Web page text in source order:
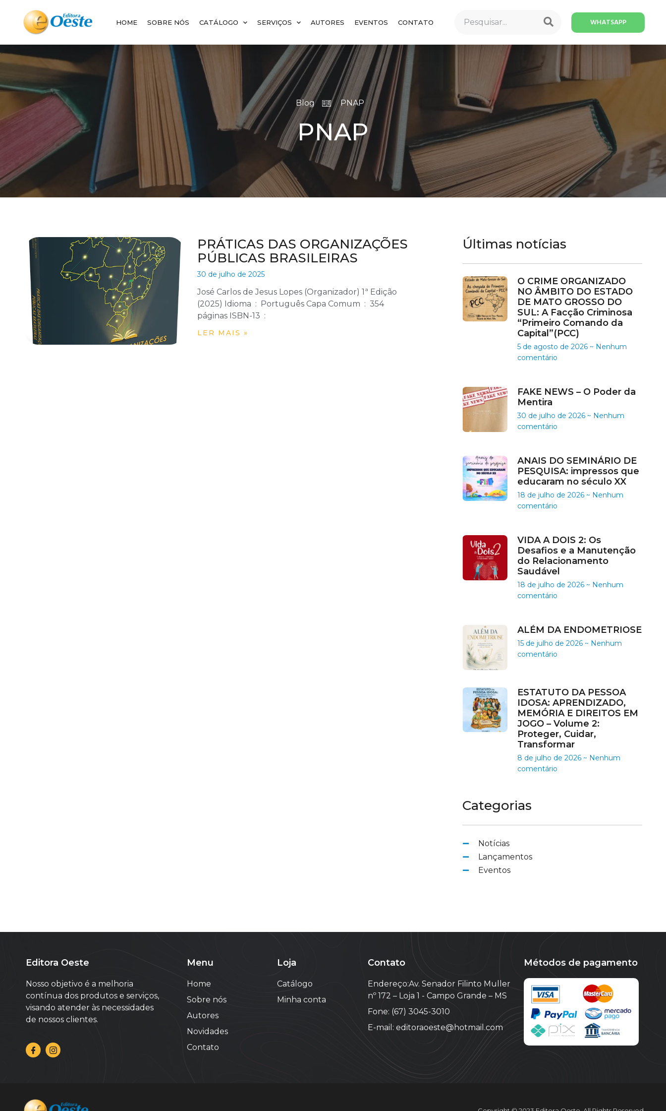
HOME SOBRE NÓS CATÁLOGO SERVIÇOS AUTORES EVENTOS CONTATO WHATSAPP
Blog PNAP
PNAP
PRÁTICAS DAS ORGANIZAÇÕES
PÚBLICAS BRASILEIRAS
30 de julho de 2025
José Carlos de Jesus Lopes (Organizador) 1ª Edição
(2025) Idioma ‏ : ‎ Português Capa Comum ‏ : ‎ 354
páginas ISBN-13 ‏ : ‎
LER MAIS »
Últimas notícias
O CRIME ORGANIZADO
NO ÂMBITO DO ESTADO
DE MATO GROSSO DO
SUL: A Facção Criminosa
“Primeiro Comando da
Capital”(PCC)
5 de agosto de 2026
Nenhum
comentário
FAKE NEWS – O Poder da
Mentira
30 de julho de 2026
Nenhum
comentário
ANAIS DO SEMINÁRIO DE
PESQUISA: impressos que
educaram no século XX
18 de julho de 2026
Nenhum
comentário
VIDA A DOIS 2: Os
Desafios e a Manutenção
do Relacionamento
Saudável
18 de julho de 2026
Nenhum
comentário
ALÉM DA ENDOMETRIOSE
15 de julho de 2026
Nenhum
comentário
ESTATUTO DA PESSOA
IDOSA: APRENDIZADO,
MEMÓRIA E DIREITOS EM
JOGO – Volume 2:
Proteger, Cuidar,
Transformar
8 de julho de 2026
Nenhum
comentário
Categorias
Notícias
Lançamentos
Eventos
Editora Oeste
Nosso objetivo é a melhoria
contínua dos produtos e serviços,
visando atender às necessidades
de nossos clientes.
Menu
Home
Sobre nós
Autores
Novidades
Contato
Loja
Catálogo
Minha conta
Contato
Endereço:Av. Senador Filinto Muller
nº 172 – Loja 1 - Campo Grande – MS
Fone: (67) 3045-3010
E-mail: editoraoeste@hotmail.com
Métodos de pagamento